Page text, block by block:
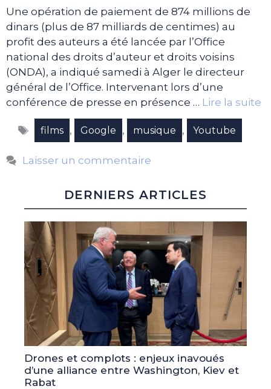
Une opération de paiement de 874 millions de
dinars (plus de 87 milliards de centimes) au
profit des auteurs a été lancée par l’Office
national des droits d’auteur et droits voisins
(ONDA), a indiqué samedi à Alger le directeur
général de l’Office. Intervenant lors d’une
conférence de presse en présence … Lire la suite
Étiquettes
films , Google , musique , Youtube
Laisser un commentaire
DERNIERS ARTICLES
Drones et complots : enjeux inavoués
d’une alliance entre Washington, Kiev et
Rabat